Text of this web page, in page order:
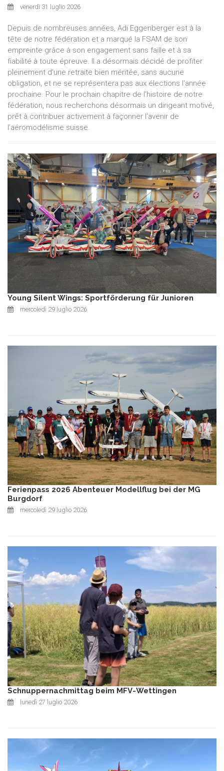
venerdì 31 luglio 2026
Depuis de nombreuses années, Adi Eggenberger est à la
tête de notre fédération et a marqué la FSAM de son
empreinte grâce à son engagement sans faille et à sa
fiabilité à toute épreuve. Il a désormais décidé de profiter
pleinement d'une retraite bien méritée, sans aucune
obligation, et ne se représentera pas aux élections l'année
prochaine. Pour le prochain chapitre de l’histoire de notre
fédération, nous recherchons désormais un dirigeant motivé,
prêt à contribuer activement à façonner l’avenir de
l’aéromodélisme suisse.
Young Silent Wings: Sportförderung für Junioren
mercoledì 29 luglio 2026
Ferienpass 2026 Abenteuer Modellflug bei der MG
Burgdorf
mercoledì 29 luglio 2026
Schnuppernachmittag beim MFV-Wettingen
lunedì 27 luglio 2026